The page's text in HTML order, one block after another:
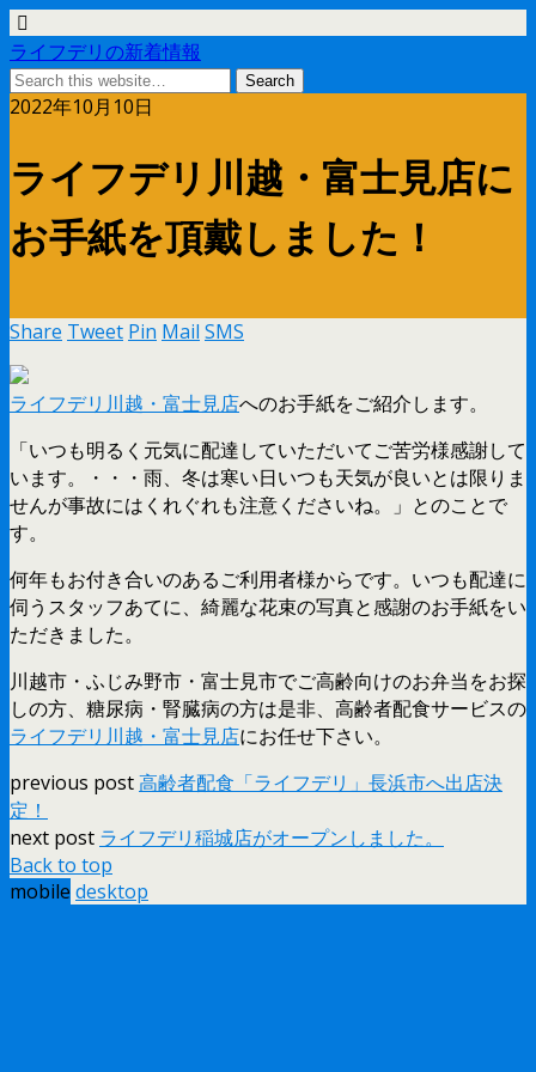
ライフデリの新着情報
2022年10月10日
ライフデリ川越・富士見店に
お手紙を頂戴しました！
Share Tweet Pin Mail SMS
ライフデリ川越・富士見店へのお手紙をご紹介します。
「いつも明るく元気に配達していただいてご苦労様感謝して
います。・・・雨、冬は寒い日いつも天気が良いとは限りま
せんが事故にはくれぐれも注意くださいね。」とのことで
す。
何年もお付き合いのあるご利用者様からです。いつも配達に
伺うスタッフあてに、綺麗な花束の写真と感謝のお手紙をい
ただきました。
川越市・ふじみ野市・富士見市でご高齢向けのお弁当をお探
しの方、糖尿病・腎臓病の方は是非、高齢者配食サービスの
ライフデリ川越・富士見店にお任せ下さい。
previous post高齢者配食「ライフデリ」長浜市へ出店決
定！
next post ライフデリ稲城店がオープンしました。
Back to top
mobile desktop